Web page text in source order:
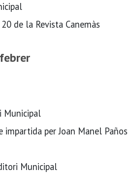
de la Revista Canemàs
Municipal
impartida per Joan Manel Paños
Municipal